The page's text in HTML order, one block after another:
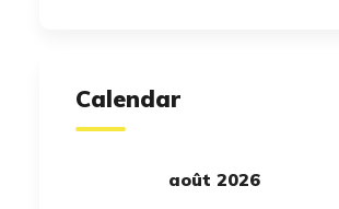
Calendar
août 2026